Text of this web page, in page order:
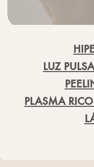
LUZ
PLASMA